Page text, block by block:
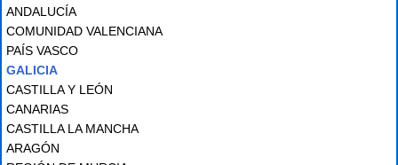
ANDALUCÍA
COMUNIDAD VALENCIANA
PAÍS VASCO
GALICIA
CASTILLA Y LEÓN
CANARIAS
CASTILLA LA MANCHA
ARAGÓN